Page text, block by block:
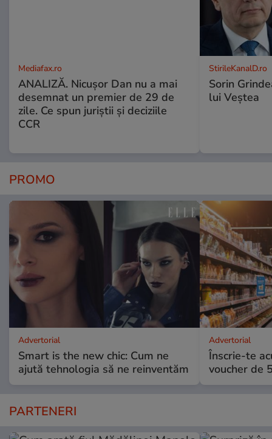
Mediafax.ro
ANALIZĂ. Nicușor Dan nu a mai
desemnat un premier de 29 de
zile. Ce spun juriștii și deciziile
CCR
StirileKanalD.ro
Sorin
lui Veștea
PROMO
Advertorial
Smart is the new chic: Cum ne
ajută tehnologia să ne reinventăm
Advertorial
Înscrie-te
voucher de
PARTENERI